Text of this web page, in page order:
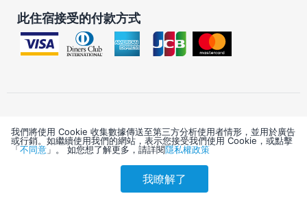
刷卡優惠 會員訂購
此住宿接受的付款方式
重要資訊
我們將使用 Cookie 收集數據傳送至第三方分析使用者情形，並用於廣告
或行銷。如繼續使用我們的網站，表示您接受我們使用 Cookie，或點擊
「不同意 」。 如您想了解更多，請詳閱隱私權政策
我瞭解了